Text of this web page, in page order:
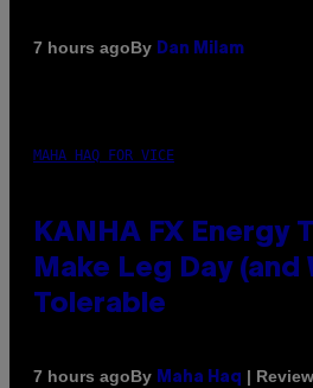
7 hours agoBy Dan Milam
MAHA HAQ FOR VICE
KANHA FX Energy
Make Leg Day
Tolerable
7 hours agoBy Maha Haq |